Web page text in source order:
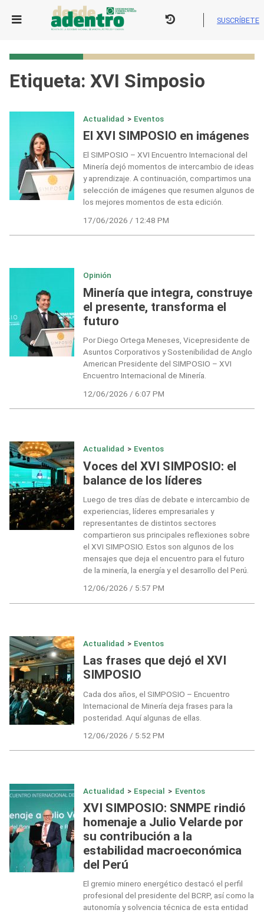
SUSCRÍBETE
Etiqueta: XVI Simposio
Actualidad > Eventos
El XVI SIMPOSIO en imágenes
El SIMPOSIO – XVI Encuentro Internacional del
Minería dejó momentos de intercambio de ideas
y aprendizaje. A continuación, compartimos una
selección de imágenes que resumen algunos de
los mejores momentos de esta edición.
17/06/2026 / 12:48 PM
Opinión
Minería que integra, construye
el presente, transforma el
futuro
Por Diego Ortega Meneses, Vicepresidente de
Asuntos Corporativos y Sostenibilidad de Anglo
American Presidente del SIMPOSIO – XVI
Encuentro Internacional de Minería.
12/06/2026 / 6:07 PM
Actualidad > Eventos
Voces del XVI SIMPOSIO: el
balance de los líderes
Luego de tres días de debate e intercambio de
experiencias, líderes empresariales y
representantes de distintos sectores
compartieron sus principales reflexiones sobre
el XVI SIMPOSIO. Estos son algunos de los
mensajes que deja el encuentro para el futuro
de la minería, la energía y el desarrollo del Perú.
12/06/2026 / 5:57 PM
Actualidad > Eventos
Las frases que dejó el XVI
SIMPOSIO
Cada dos años, el SIMPOSIO – Encuentro
Internacional de Minería deja frases para la
posteridad. Aquí algunas de ellas.
12/06/2026 / 5:52 PM
Actualidad > Especial > Eventos
XVI SIMPOSIO: SNMPE rindió
homenaje a Julio Velarde por
su contribución a la
estabilidad macroeconómica
del Perú
El gremio minero energético destacó el perfil
profesional del presidente del BCRP, así como la
autonomía y solvencia técnica de esta entidad